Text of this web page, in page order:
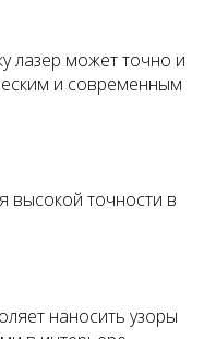
лазер может точно и
и современным
высокой точности в
наносить узоры